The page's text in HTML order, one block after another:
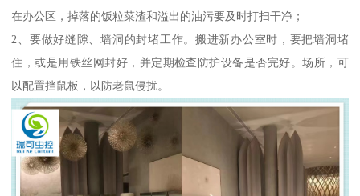
在办公区，掉落的饭粒菜渣和溢出的油污要及时打扫干净；
2、要做好缝隙、墙洞的封堵工作。搬进新办公室时，要把墙洞堵
住，或是用铁丝网封好，并定期检查防护设备是否完好。场所，可
以配置挡鼠板，以防老鼠侵扰。